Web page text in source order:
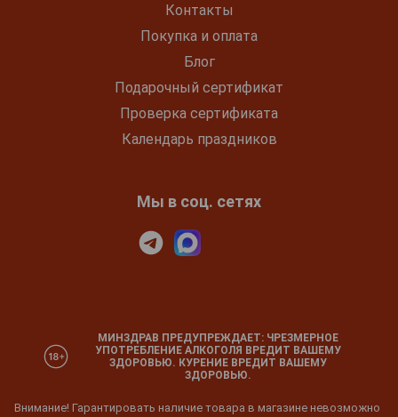
Контакты
Покупка и оплата
Блог
Подарочный сертификат
Проверка сертификата
Календарь праздников
Мы в соц. сетях
МИНЗДРАВ ПРЕДУПРЕЖДАЕТ: ЧРЕЗМЕРНОЕ
УПОТРЕБЛЕНИЕ АЛКОГОЛЯ ВРЕДИТ ВАШЕМУ
ЗДОРОВЬЮ. КУРЕНИЕ ВРЕДИТ ВАШЕМУ
ЗДОРОВЬЮ.
Внимание! Гарантировать наличие товара в магазине невозможно